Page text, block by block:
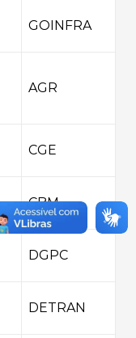
GOINFRA
AGR
CGE
CBM
DGPC
DETRAN